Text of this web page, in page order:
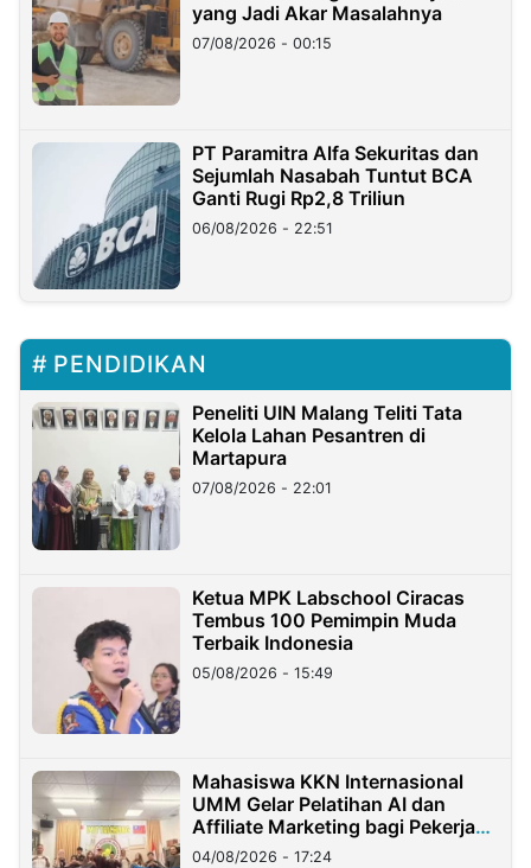
yang Jadi Akar Masalahnya
07/08/2026 - 00:15
PT Paramitra Alfa Sekuritas dan
Sejumlah Nasabah Tuntut BCA
Ganti Rugi Rp2,8 Triliun
06/08/2026 - 22:51
PENDIDIKAN
Peneliti UIN Malang Teliti Tata
Kelola Lahan Pesantren di
Martapura
07/08/2026 - 22:01
Ketua MPK Labschool Ciracas
Tembus 100 Pemimpin Muda
Terbaik Indonesia
05/08/2026 - 15:49
Mahasiswa KKN Internasional
UMM Gelar Pelatihan AI dan
Affiliate Marketing bagi Pekerja
Migran Indonesia di Taiwan
04/08/2026 - 17:24